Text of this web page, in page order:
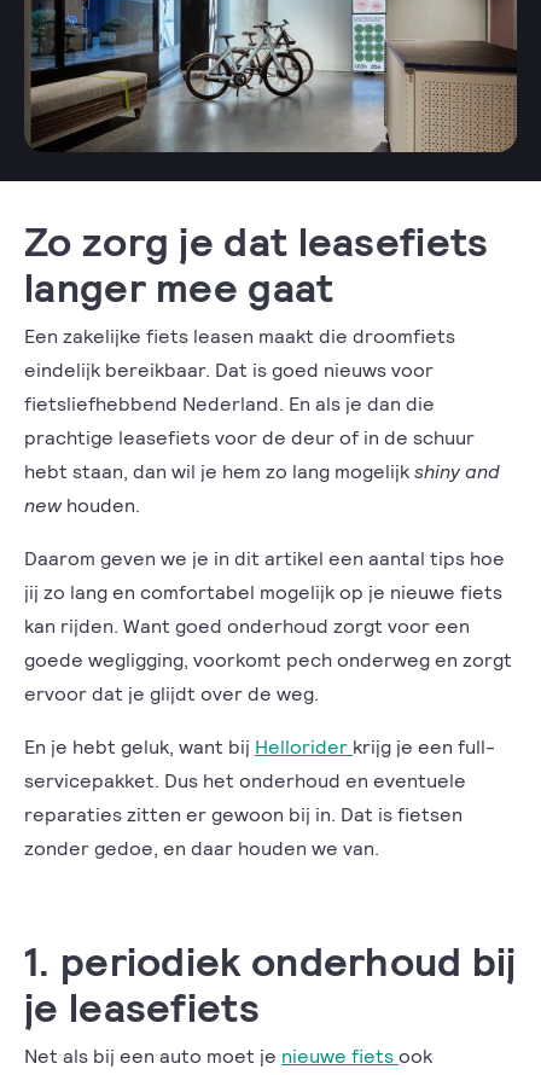
Zo zorg je dat leasefiets
langer mee gaat
Een zakelijke fiets leasen maakt die droomfiets
eindelijk bereikbaar. Dat is goed nieuws voor
fietsliefhebbend Nederland. En als je dan die
prachtige leasefiets voor de deur of in de schuur
hebt staan, dan wil je hem zo lang mogelijk shiny and
new houden.
Daarom geven we je in dit artikel een aantal tips hoe
jij zo lang en comfortabel mogelijk op je nieuwe fiets
kan rijden. Want goed onderhoud zorgt voor een
goede wegligging, voorkomt pech onderweg en zorgt
ervoor dat je glijdt over de weg.
En je hebt geluk, want bij Hellorider krijg je een full-
servicepakket. Dus het onderhoud en eventuele
reparaties zitten er gewoon bij in. Dat is fietsen
zonder gedoe, en daar houden we van.
1. periodiek onderhoud bij
je leasefiets
Net als bij een auto moet je nieuwe fiets ook